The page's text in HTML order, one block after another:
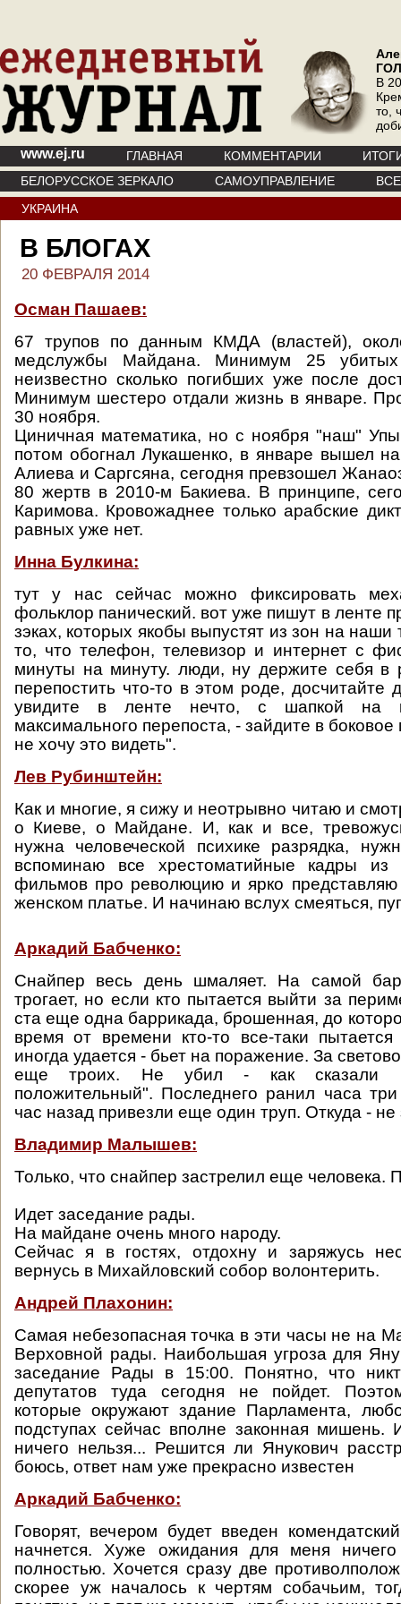
В
то,
www.ej.ru ГЛАВНАЯ КОММЕНТАРИИ
БЕЛОРУССКОЕ ЗЕРКАЛО
САМОУПРАВЛЕНИЕ
УКРАИНА
В БЛОГАХ
20 ФЕВРАЛЯ 2014
Осман Пашаев:
67 трупов по данным КМДА (властей),
медслужбы Майдана. Минимум 25
неизвестно сколько погибших уже после
Минимум шестеро отдали жизнь в январе.
30 ноября.
Циничная математика, но с ноября "наш"
потом обогнал Лукашенко, в январе вышел на
Алиева и Саргсяна, сегодня превзошел
80 жертв в 2010-м Бакиева. В принципе,
Каримова. Кровожаднее только арабские
равных уже нет.
Инна Булкина:
тут у нас сейчас можно фиксировать
фольклор панический. вот уже пишут в ленте
зэках, которых якобы выпустят из зон на
то, что телефон, телевизор и интернет с
минуты на минуту. люди, ну держите себя в
перепостить что-то в этом роде, досчитайте
увидите в ленте нечто, с шапкой на
максимального перепоста, - зайдите в
не хочу это видеть".
Лев Рубинштейн:
Как и многие, я сижу и неотрывно читаю и
о Киеве, о Майдане. И, как и все,
нужна человеческой психике разрядка,
вспоминаю все хрестоматийные кадры из
фильмов про революцию и ярко
женском платье. И начинаю вслух смеяться,
Аркадий Бабченко:
Снайпер весь день шмаляет. На самой
трогает, но если кто пытается выйти за
ста еще одна баррикада, брошенная, до
время от времени кто-то все-таки
иногда удается - бьет на поражение. За
еще троих. Не убил - как сказали
положительный". Последнего ранил часа
час назад привезли еще один труп. Откуда -
Владимир Малышев:
Только, что снайпер застрелил еще человека.
Идет заседание рады.
На майдане очень много народу.
Сейчас я в гостях, отдохну и заряжусь
вернусь в Михайловский собор волонтерить.
Андрей Плахонин:
Самая небезопасная точка в эти часы не на
Верховной рады. Наибольшая угроза для
заседание Рады в 15:00. Понятно, что
депутатов туда сегодня не пойдет.
которые окружают здание Парламента,
подступах сейчас вполне законная мишень.
ничего нельзя... Решится ли Янукович
боюсь, ответ нам уже прекрасно известен
Аркадий Бабченко:
Говорят, вечером будет введен
начнется. Хуже ожидания для меня
полностью. Хочется сразу две
скорее уж началось к чертям собачьим,